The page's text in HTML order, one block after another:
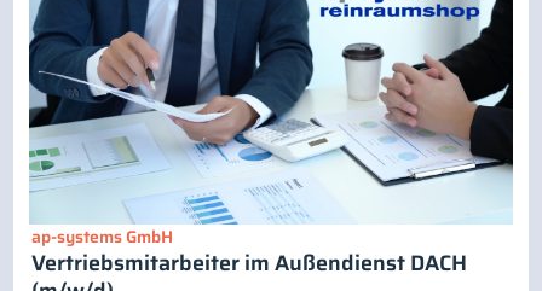
ap-systems GmbH
Vertriebsmitarbeiter im Außendienst DACH